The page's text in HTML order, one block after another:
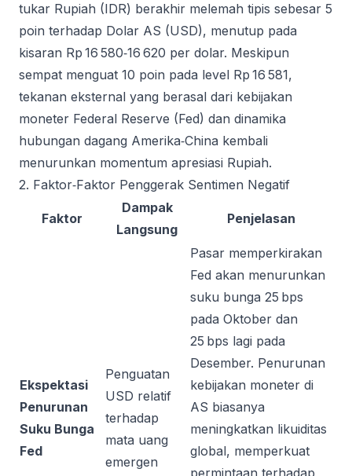
tukar Rupiah (IDR) berakhir melemah tipis sebesar 5
poin terhadap Dolar AS (USD), menutup pada
kisaran Rp 16 580‑16 620 per dolar. Meskipun
sempat menguat 10 poin pada level Rp 16 581,
tekanan eksternal yang berasal dari kebijakan
moneter Federal Reserve (Fed) dan dinamika
hubungan dagang Amerika‑China kembali
menurunkan momentum apresiasi Rupiah.
2. Faktor‑Faktor Penggerak Sentimen Negatif
Faktor
Dampak
Langsung
Penjelasan
Ekspektasi
Penurunan
Suku Bunga
Fed
Penguatan
USD relatif
terhadap
mata uang
emergen
Pasar memperkirakan
Fed akan menurunkan
suku bunga 25 bps
pada Oktober dan
25 bps lagi pada
Desember. Penurunan
kebijakan moneter di
AS biasanya
meningkatkan likuiditas
global, memperkuat
permintaan terhadap